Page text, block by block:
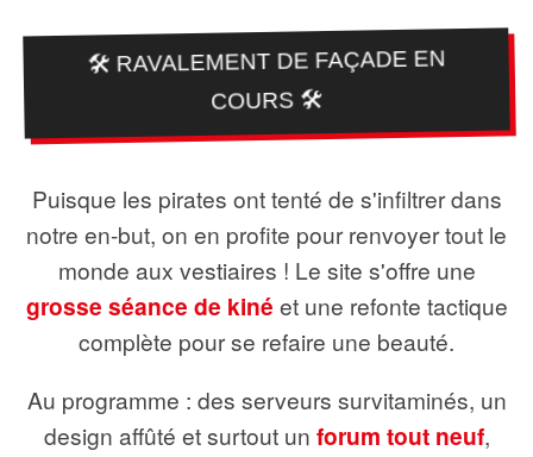
🛠️ RAVALEMENT DE FAÇADE EN
COURS 🛠️
Puisque les pirates ont tenté de s'infiltrer dans
notre en-but, on en profite pour renvoyer tout le
monde aux vestiaires ! Le site s'offre une
grosse séance de kiné et une refonte tactique
complète pour se refaire une beauté.
Au programme : des serveurs survitaminés, un
design affûté et surtout un forum tout neuf,